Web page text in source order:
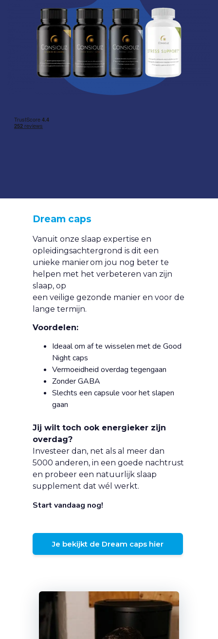
Dream caps
Vanuit onze slaap expertise en
opleidingsachtergrond is dit een
unieke manier om jou nog beter te
helpen met het verbeteren van zijn
slaap, op
een veilige gezonde manier en voor de
lange termijn.
Voordelen:
Ideaal om af te wisselen met de Good
Night caps
Vermoeidheid overdag tegengaan
Zonder GABA
Slechts een capsule voor het slapen
gaan
Jij wilt toch ook energieker zijn
overdag?
Investeer dan, net als al meer dan
5000 anderen, in een goede nachtrust
en probeer een natuurlijk slaap
supplement dat wél werkt.
Start vandaag nog!
Je bekijkt de Dream caps hier